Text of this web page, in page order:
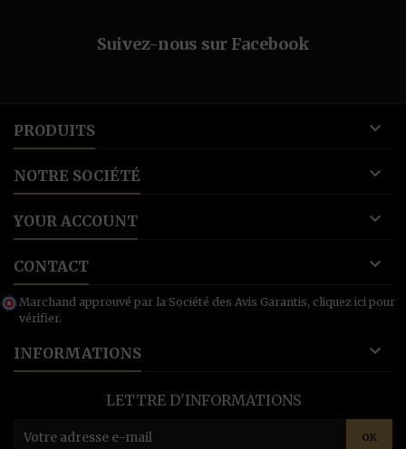
Suivez-nous sur Facebook
PRODUITS 
NOTRE SOCIÉTÉ 
YOUR ACCOUNT 
CONTACT 
Marchand approuvé par la Société des Avis Garantis, cliquez ici pour
vérifier.
INFORMATIONS 
LETTRE D'INFORMATIONS